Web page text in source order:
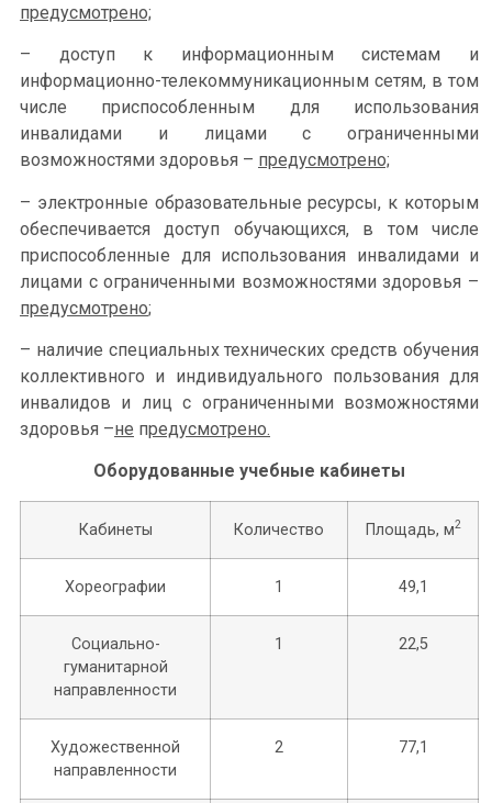
предусмотрено;
– доступ к информационным системам и
информационно-телекоммуникационным сетям, в том
числе приспособленным для использования
инвалидами и лицами с ограниченными
возможностями здоровья – предусмотрено;
– электронные образовательные ресурсы, к которым
обеспечивается доступ обучающихся, в том числе
приспособленные для использования инвалидами и
лицами с ограниченными возможностями здоровья –
предусмотрено;
– наличие специальных технических средств обучения
коллективного и индивидуального пользования для
инвалидов и лиц с ограниченными возможностями
здоровья –не предусмотрено.
Оборудованные учебные кабинеты
Кабинеты Количество Площадь, м2
Хореографии 1 49,1
Социально-
гуманитарной
направленности
1 22,5
Художественной
направленности
2 77,1